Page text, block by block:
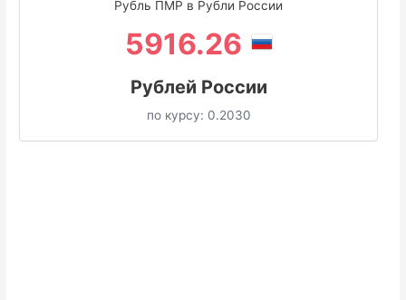
Рубль ПМР в Рубли России
5916.26
Рублей России
по курсу: 0.2030